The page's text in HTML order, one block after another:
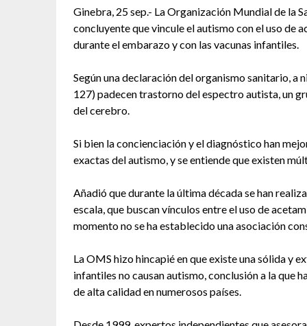
Ginebra, 25 sep.- La Organización Mundial de la
concluyente que vincule el autismo con el uso
durante el embarazo y con las vacunas infantiles.
Según una declaración del organismo sanitario, a
127) padecen trastorno del espectro autista, un
del cerebro.
Si bien la concienciación y el diagnóstico han
exactas del autismo, y se entiende que existen
Añadió que durante la última década se han
escala, que buscan vínculos entre el uso de
momento no se ha establecido una asociación
La OMS hizo hincapié en que existe una sólida y
infantiles no causan autismo, conclusión a la que
de alta calidad en numerosos países.